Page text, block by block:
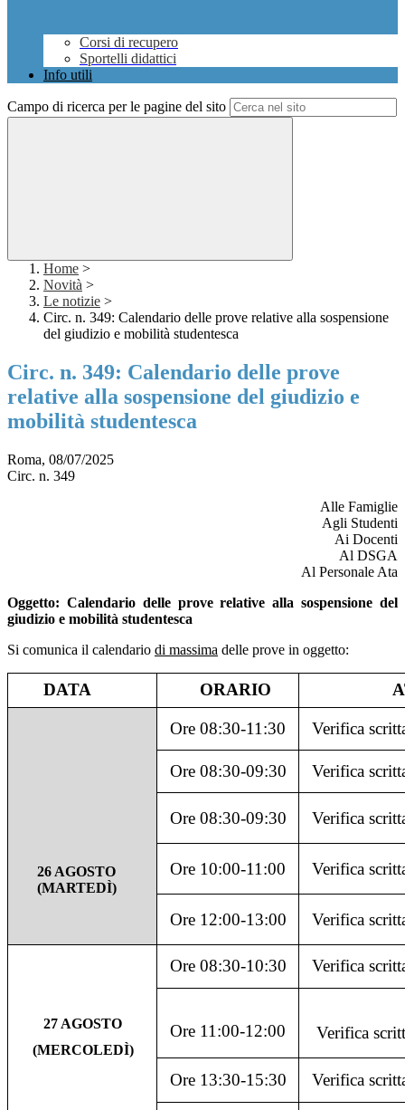
Corsi di recupero
Sportelli didattici
Info utili
Campo di ricerca per le pagine del sito
Home >
Novità >
Le notizie >
Circ. n. 349: Calendario delle prove relative alla sospensione
del giudizio e mobilità studentesca
Circ. n. 349: Calendario delle prove
relative alla sospensione del giudizio e
mobilità studentesca
Roma, 08/07/2025
Circ. n. 349
Alle Famiglie
Agli Studenti
Ai Docenti
Al DSGA
Al Personale Ata
Oggetto: Calendario delle prove relative alla sospensione del
giudizio e mobilità studentesca
Si comunica il calendario di massima delle prove in oggetto:
DATA ORARIO
26 AGOSTO
(MARTEDÌ)
Ore 08:30-11:30 Verifica
Ore 08:30-09:30 Verifica
Ore 08:30-09:30 Verifica
Ore 10:00-11:00 Verifica
Ore 12:00-13:00 Verifica
27 AGOSTO
(MERCOLEDÌ)
Ore 08:30-10:30 Verifica
Ore 11:00-12:00 Verifica
Ore 13:30-15:30 Verifica